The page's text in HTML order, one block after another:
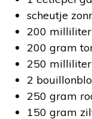
scheutje
200
200 gram
250
2
250 gram
150 gram